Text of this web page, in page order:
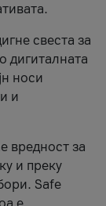
свеста за
дигиталната
носи
и
вредност за
и преку
Safe